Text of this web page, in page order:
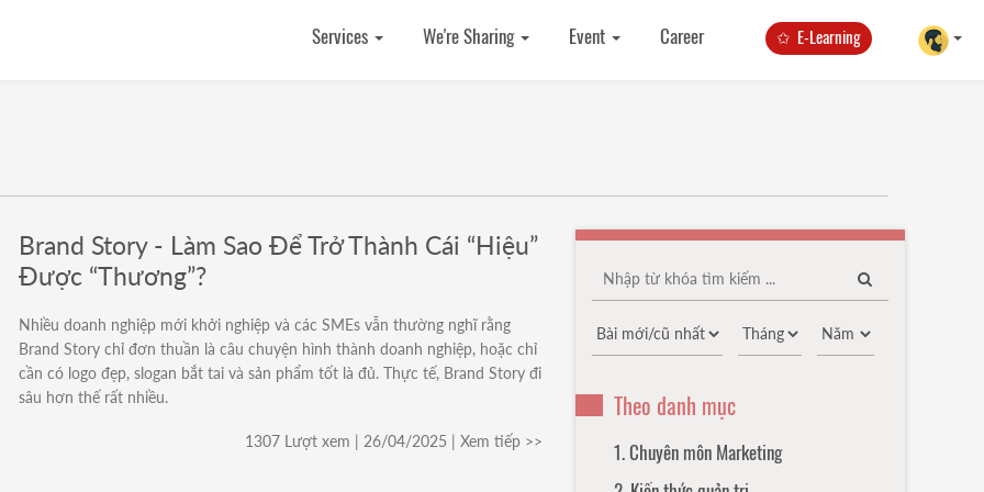
Services We're Sharing Event Career ✩ E-Learning
Brand Story - Làm Sao Để Trở Thành Cái “Hiệu”
Được “Thương”?
Nhiều doanh nghiệp mới khởi nghiệp và các SMEs vẫn thường nghĩ rằng
Brand Story chỉ đơn thuần là câu chuyện hình thành doanh nghiệp, hoặc chỉ
cần có logo đẹp, slogan bắt tai và sản phẩm tốt là đủ. Thực tế, Brand Story đi
sâu hơn thế rất nhiều.
1307 Lượt xem | 26/04/2025 | Xem tiếp >>
Theo danh mục
1. Chuyên môn Marketing